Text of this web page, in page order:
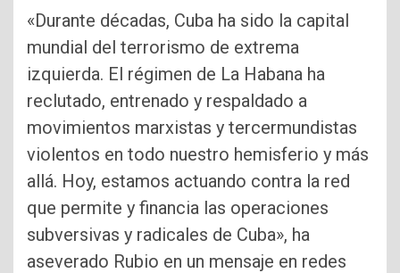
«Durante décadas, Cuba ha sido la capital
mundial del terrorismo de extrema
izquierda. El régimen de La Habana ha
reclutado, entrenado y respaldado a
movimientos marxistas y tercermundistas
violentos en todo nuestro hemisferio y más
allá. Hoy, estamos actuando contra la red
que permite y financia las operaciones
subversivas y radicales de Cuba», ha
aseverado Rubio en un mensaje en redes